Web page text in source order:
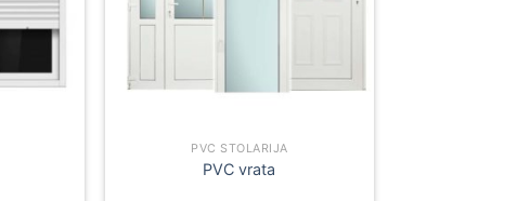
PVC STOLARIJA
PVC vrata